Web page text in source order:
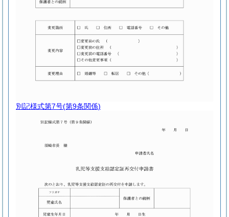
別記様式第7号(第9条関係)